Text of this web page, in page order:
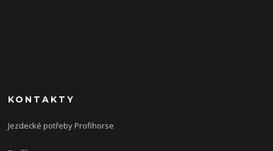
KONTAKTY
Jezdecké potřeby Profihorse